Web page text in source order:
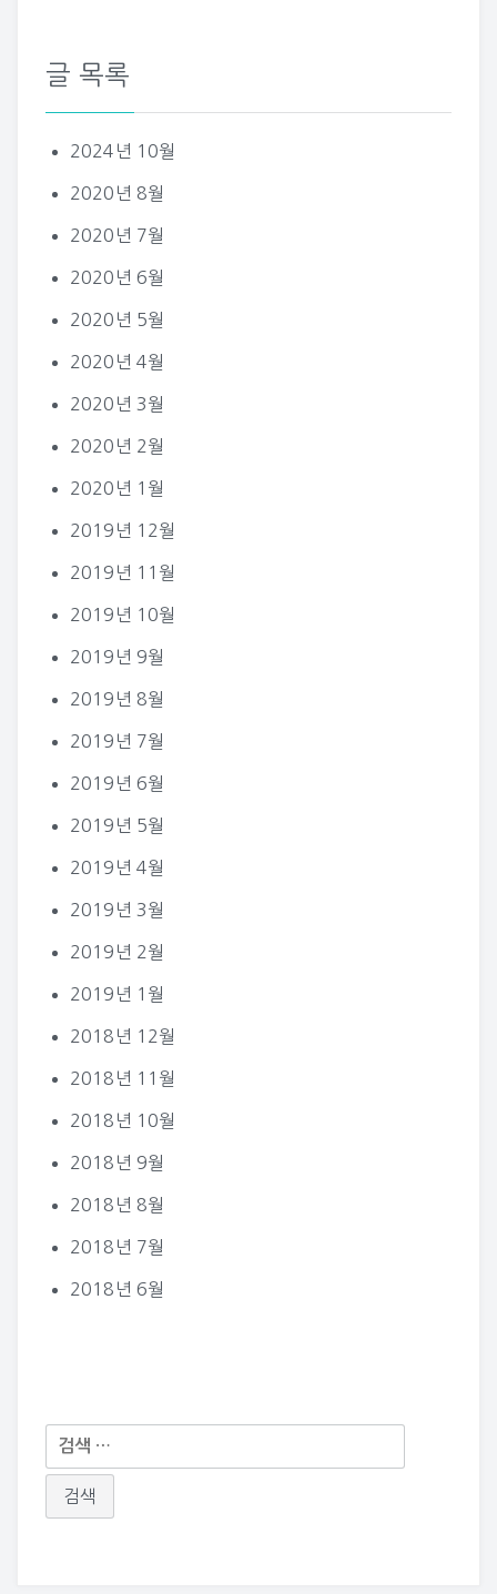
글 목록
2024년 10월
2020년 8월
2020년 7월
2020년 6월
2020년 5월
2020년 4월
2020년 3월
2020년 2월
2020년 1월
2019년 12월
2019년 11월
2019년 10월
2019년 9월
2019년 8월
2019년 7월
2019년 6월
2019년 5월
2019년 4월
2019년 3월
2019년 2월
2019년 1월
2018년 12월
2018년 11월
2018년 10월
2018년 9월
2018년 8월
2018년 7월
2018년 6월
다
음